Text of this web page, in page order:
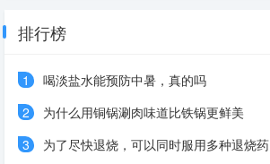
排行榜
1
喝淡盐水能预防中暑，真的吗
2
为什么用铜锅涮肉味道比铁锅更鲜美
3
为了尽快退烧，可以同时服用多种退烧药